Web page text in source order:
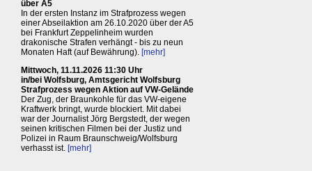
über A5
In der ersten Instanz im Strafprozess wegen
einer Abseilaktion am 26.10.2020 über der A5
bei Frankfurt Zeppelinheim wurden
drakonische Strafen verhängt - bis zu neun
Monaten Haft (auf Bewährung). [mehr]
Mittwoch, 11.11.2026 11:30 Uhr
in/bei Wolfsburg, Amtsgericht Wolfsburg
Strafprozess wegen Aktion auf VW-Gelände
Der Zug, der Braunkohle für das VW-eigene
Kraftwerk bringt, wurde blockiert. Mit dabei
war der Journalist Jörg Bergstedt, der wegen
seinen kritischen Filmen bei der Justiz und
Polizei in Raum Braunschweig/Wolfsburg
verhasst ist. [mehr]